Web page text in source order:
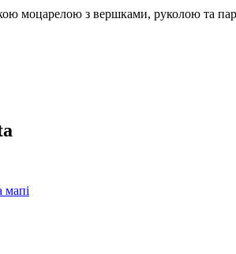
моцарелою з вершками, руколою та
мапі